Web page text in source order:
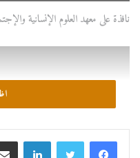
نافذة على معهد العلوم الإنسانية
لينكدإن